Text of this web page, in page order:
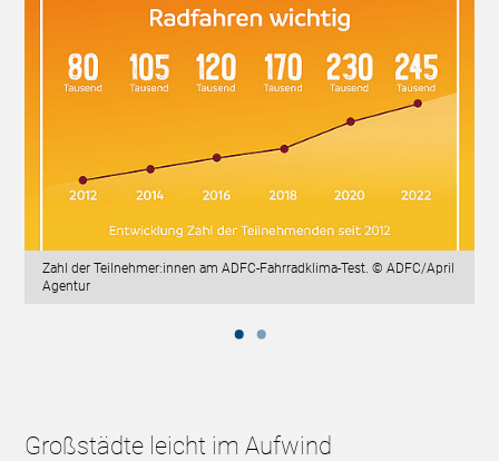
Zahl der Teilnehmer:innen am ADFC-Fahrradklima-Test. © ADFC/April
Agentur
Großstädte leicht im Aufwind